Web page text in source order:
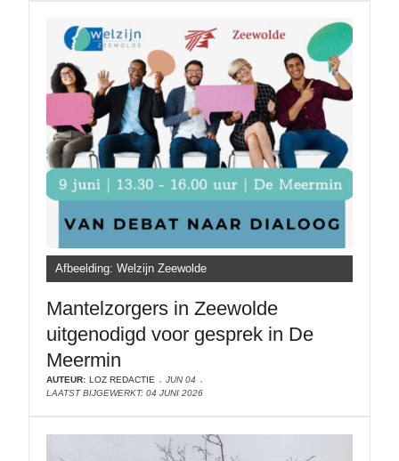
Afbeelding: Welzijn Zeewolde
Mantelzorgers in Zeewolde
uitgenodigd voor gesprek in De
Meermin
AUTEUR: LOZ REDACTIE
JUN 04
LAATST BIJGEWERKT: 04 JUNI 2026